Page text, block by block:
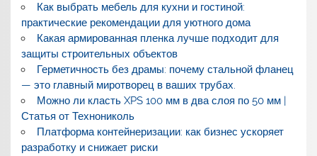
Как выбрать мебель для кухни и гостиной:
практические рекомендации для уютного дома
Какая армированная пленка лучше подходит для
защиты строительных объектов
Герметичность без драмы: почему стальной фланец
— это главный миротворец в ваших трубах.
Можно ли класть XPS 100 мм в два слоя по 50 мм |
Статья от Технониколь
Платформа контейнеризации: как бизнес ускоряет
разработку и снижает риски